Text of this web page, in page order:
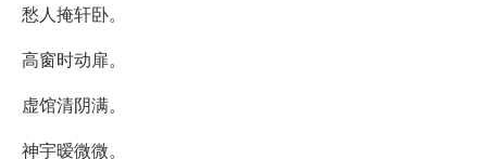
愁人掩轩卧。
高窗时动扉。
虚馆清阴满。
神宇暧微微。